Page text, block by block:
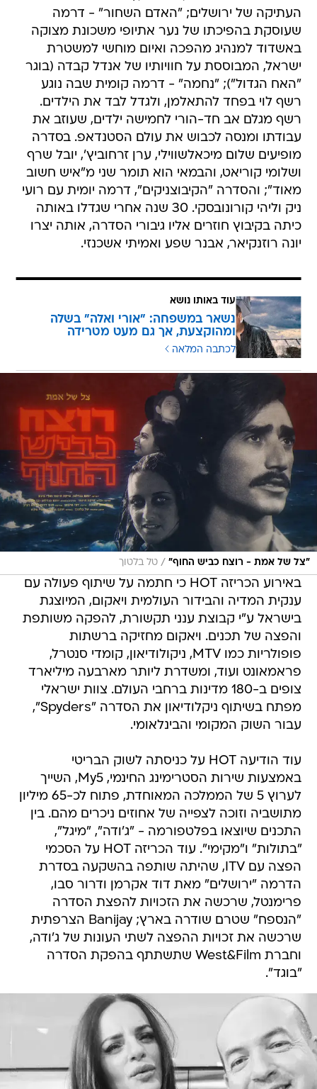
העתיקה של ירושלים; "האדם השחור" - דרמה
שעוסקת בהפיכתו של נער אתיופי משכונת מצוקה
באשדוד למנהיג מהפכה ואיום מוחשי למשטרת
ישראל, המבוססת על חוויותיו של אנדל קבדה (בוגר
"האח הגדול"); "נחמה" - דרמה קומית שבה נוגע
רשף לוי בפחד להתאלמן, ולגדל לבד את הילדים.
רשף מגלם אב חד-הורי לחמישה ילדים, שעוזב את
עבודתו ומנסה לכבוש את עולם הסטנדאפ. בסדרה
מופיעים שלום מיכאלשווילי, ערן זרחוביץ', יובל שרף
ושלומי קוריאט, והבמאי הוא תומר שני מ"איש חשוב
מאוד"; והסדרה "הקיבוצניקים", דרמה יומית עם רועי
ניק וליהי קורונובסקי. 30 שנה אחרי שגדלו באותה
כיתה בקיבוץ חוזרים אליו גיבורי הסדרה, אותה יצרו
יונה רוזנקיאר, אבנר שפע ואמיתי אשכנזי.
עוד באותו נושא
נשאר במשפחה: "אורי ואלה" בשלה
ומהוקצעת, אך גם מעט מטרידה
לכתבה המלאה
"צל של אמת - רוצח כביש החוף" / טל בלטוך
באירוע הכריזה HOT כי חתמה על שיתוף פעולה עם
ענקית המדיה והבידור העולמית ויאקום, המיוצגת
בישראל ע"י קבוצת ענני תקשורת, להפקה משותפת
והפצה של תכנים. ויאקום מחזיקה ברשתות
פופולריות כמו MTV, ניקולודיאון, קומדי סנטרל,
פראמאונט ועוד, ומשדרת ליותר מארבעה מיליארד
צופים ב-180 מדינות ברחבי העולם. צוות ישראלי
מפתח בשיתוף ניקלודיאון את הסדרה "Spyders",
עבור השוק המקומי והבינלאומי.
עוד הודיעה HOT על כניסתה לשוק הבריטי
באמצעות שירות הסטרימינג החינמי, My5, השייך
לערוץ 5 של הממלכה המאוחדת, פתוח לכ-65 מיליון
מתושביה וזוכה לצפייה של אחוזים ניכרים מהם. בין
התכנים שיוצאו בפלטפורמה - "ג'ודה", "מיגל",
"בתולות" ו"מקימי". עוד הכריזה HOT על הסכמי
הפצה עם ITV, שהיתה שותפה בהשקעה בסדרת
הדרמה "ירושלים" מאת דוד אקרמן ודרור סבו,
פרימנטל, שרכשה את הזכויות להפצת הסדרה
"הנספח" שטרם שודרה בארץ; Banijay הצרפתית
שרכשה את זכויות ההפצה לשתי העונות של ג'ודה,
וחברת West&Film שתשתתף בהפקת הסדרה
"בוגד".